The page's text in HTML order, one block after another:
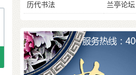
历代书法 兰亭论坛